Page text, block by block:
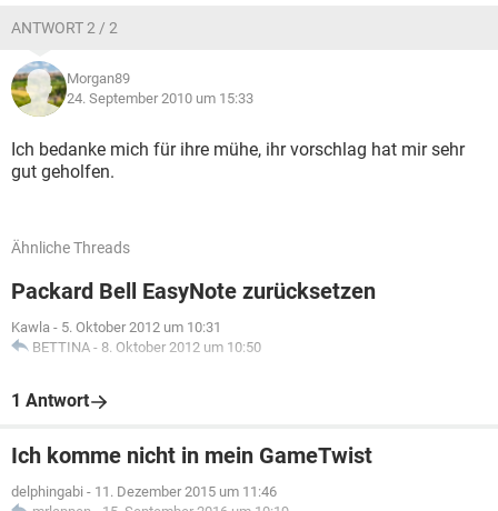
ANTWORT 2 / 2
Morgan89
24. September 2010 um 15:33
Ich bedanke mich für ihre mühe, ihr vorschlag hat mir sehr
gut geholfen.
Ähnliche Threads
Packard Bell EasyNote zurücksetzen
Kawla - 5. Oktober 2012 um 10:31
BETTINA - 8. Oktober 2012 um 10:50
1 Antwort
Ich komme nicht in mein GameTwist
delphingabi - 11. Dezember 2015 um 11:46